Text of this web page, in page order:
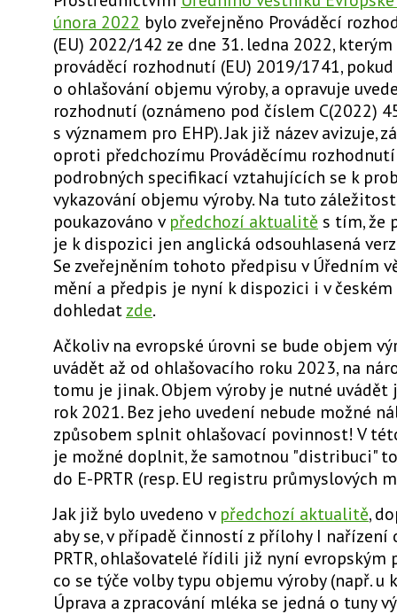
února 2022 bylo zveřejněno Prováděcí
(EU) 2022/142 ze dne 31. ledna 2022,
prováděcí rozhodnutí (EU) 2019/1741,
o ohlašování objemu výroby, a opravuje
rozhodnutí (oznámeno pod číslem C(2022)
s významem pro EHP). Jak již název avizuje,
oproti předchozímu Prováděcímu
podrobných specifikací vztahujících se k
vykazování objemu výroby. Na tuto
poukazováno v předchozí aktualitě s tím, že
je k dispozici jen anglická odsouhlasená
Se zveřejněním tohoto předpisu v Úředním
mění a předpis je nyní k dispozici i v českém
dohledat zde.
Ačkoliv na evropské úrovni se bude objem
uvádět až od ohlašovacího roku 2023, na
tomu je jinak. Objem výroby je nutné uvádět
rok 2021. Bez jeho uvedení nebude možné
způsobem splnit ohlašovací povinnost! V
je možné doplnit, že samotnou "distribuci"
do E-PRTR (resp. EU registru průmyslových
Jak již bylo uvedeno v předchozí aktualitě,
aby se, v případě činností z přílohy I nařízení
PRTR, ohlašovatelé řídili již nyní evropským
co se týče volby typu objemu výroby (např. u
Úprava a zpracování mléka se jedná o tuny